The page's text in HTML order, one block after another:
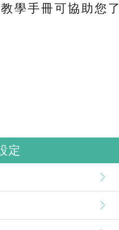
學手冊可協助您
定